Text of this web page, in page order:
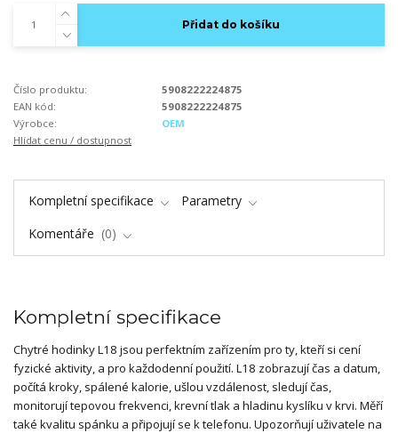
Přidat do košíku
Číslo produktu:
5908222224875
EAN kód:
5908222224875
Výrobce:
OEM
Hlídat cenu / dostupnost
Kompletní specifikace
Parametry
Komentáře
0
Kompletní specifikace
Chytré hodinky L18 jsou perfektním zařízením pro ty, kteří si cení
fyzické aktivity, a pro každodenní použití. L18 zobrazují čas a datum,
počítá kroky, spálené kalorie, ušlou vzdálenost, sledují čas,
monitorují tepovou frekvenci, krevní tlak a hladinu kyslíku v krvi. Měří
také kvalitu spánku a připojují se k telefonu. Upozorňují uživatele na